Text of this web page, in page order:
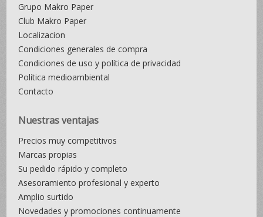
Grupo Makro Paper
Club Makro Paper
Localizacion
Condiciones generales de compra
Condiciones de uso y política de privacidad
Política medioambiental
Contacto
Nuestras ventajas
Precios muy competitivos
Marcas propias
Su pedido rápido y completo
Asesoramiento profesional y experto
Amplio surtido
Novedades y promociones continuamente